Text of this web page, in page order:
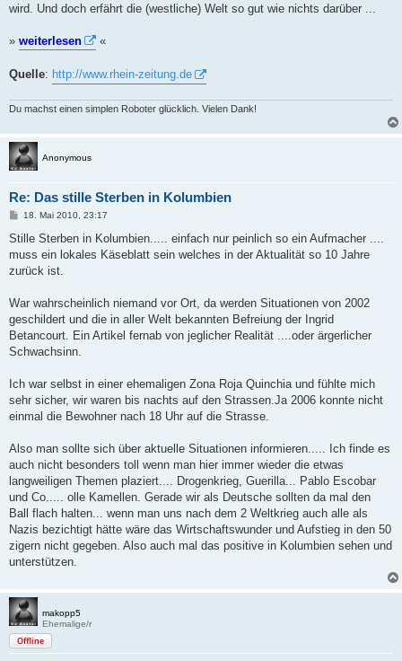
wird. Und doch erfährt die (westliche) Welt so gut wie nichts darüber ...
» weiterlesen «
Quelle: http://www.rhein-zeitung.de
Du machst einen simplen Roboter glücklich. Vielen Dank!
Anonymous
Re: Das stille Sterben in Kolumbien
B
i
r
a
18. Mai 2010, 23:17
Stille Sterben in Kolumbien..... einfach nur peinlich so ein Aufmacher ....
muss ein lokales Käseblatt sein welches in der Aktualität so 10 Jahre
zurück ist.
War wahrscheinlich niemand vor Ort, da werden Situationen von 2002
geschildert und die in aller Welt bekannten Befreiung der Ingrid
Betancourt. Ein Artikel fernab von jeglicher Realität ....oder ärgerlicher
Schwachsinn.
Ich war selbst in einer ehemaligen Zona Roja Quinchia und fühlte mich
sehr sicher, wir waren bis nachts auf den Strassen.Ja 2006 konnte nicht
einmal die Bewohner nach 18 Uhr auf die Strasse.
Also man sollte sich über aktuelle Situationen informieren..... Ich finde es
auch nicht besonders toll wenn man hier immer wieder die etwas
langweiligen Themen plaziert.... Drogenkrieg, Guerilla... Pablo Escobar
und Co..... olle Kamellen. Gerade wir als Deutsche sollten da mal den
Ball flach halten... wenn man uns nach dem 2 Weltkrieg auch alle als
Nazis bezichtigt hätte wäre das Wirtschaftswunder und Aufstieg in den 50
zigern nicht gegeben. Also auch mal das positive in Kolumbien sehen und
unterstützen.
makopp5
Ehemalige/r
Offline